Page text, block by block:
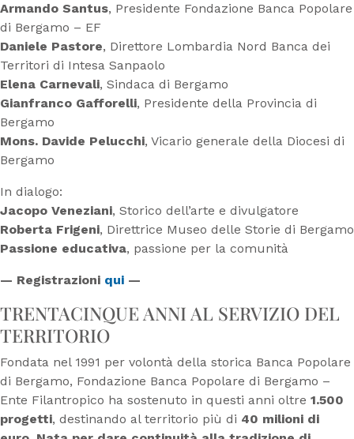
Armando Santus, Presidente Fondazione Banca Popolare
di Bergamo – EF
Daniele Pastore, Direttore Lombardia Nord Banca dei
Territori di Intesa Sanpaolo
Elena Carnevali, Sindaca di Bergamo
Gianfranco Gafforelli, Presidente della Provincia di
Bergamo
Mons. Davide Pelucchi, Vicario generale della Diocesi di
Bergamo
In dialogo:
Jacopo Veneziani, Storico dell’arte e divulgatore
Roberta Frigeni, Direttrice Museo delle Storie di Bergamo
Passione educativa, passione per la comunità
— Registrazioni qui —
TRENTACINQUE ANNI AL SERVIZIO DEL
TERRITORIO
Fondata nel 1991 per volontà della storica Banca Popolare
di Bergamo, Fondazione Banca Popolare di Bergamo –
Ente Filantropico ha sostenuto in questi anni oltre 1.500
progetti, destinando al territorio più di 40 milioni di